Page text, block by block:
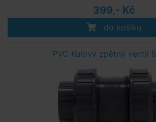
399,- Kč
do košíku
PVC Kulový zpětný ventil